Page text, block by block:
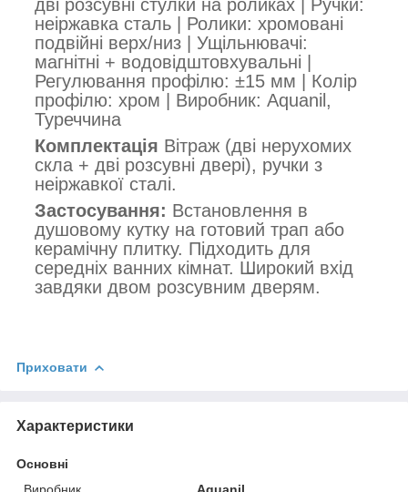
дві розсувні стулки на роликах | Ручки:
неіржавка сталь | Ролики: хромовані
подвійні верх/низ | Ущільнювачі:
магнітні + водовідштовхувальні |
Регулювання профілю: ±15 мм | Колір
профілю: хром | Виробник: Aquanil,
Туреччина
Комплектація Вітраж (дві нерухомих
скла + дві розсувні двері), ручки з
неіржавкої сталі.
Застосування: Встановлення в
душовому кутку на готовий трап або
керамічну плитку. Підходить для
середніх ванних кімнат. Широкий вхід
завдяки двом розсувним дверям.
Приховати
Характеристики
Основні